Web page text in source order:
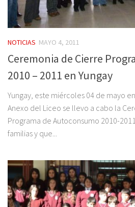
NOTICIAS MAYO 4, 2011
Ceremonia de Cierre
2010 – 2011 en Yungay
Yungay, este miércoles 04 de mayo
Anexo del Liceo se llevo a cabo la
Programa de Autoconsumo 2010-
familias y que...